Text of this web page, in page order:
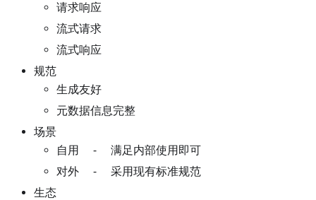
请求响应
流式请求
流式响应
规范
生成友好
元数据信息完整
场景
自用 - 满足内部使用即可
对外 - 采用现有标准规范
生态